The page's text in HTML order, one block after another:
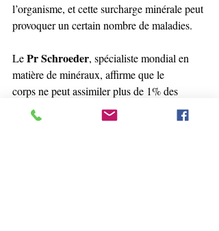
l’organisme, et cette surcharge minérale peut
provoquer un certain nombre de maladies.
Le Pr Schroeder, spécialiste mondial en
matière de minéraux, affirme que le
corps ne peut assimiler plus de 1% des
minéraux contenus dans l’eau. Les
minéraux non assimilés encrassent